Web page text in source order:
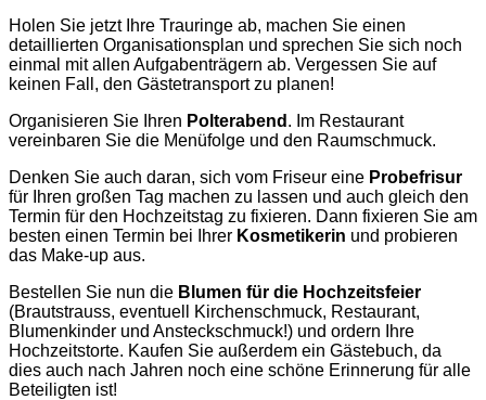
Holen Sie jetzt Ihre Trauringe ab, machen Sie einen
detaillierten Organisationsplan und sprechen Sie sich noch
einmal mit allen Aufgabenträgern ab. Vergessen Sie auf
keinen Fall, den Gästetransport zu planen!
Organisieren Sie Ihren Polterabend . Im Restaurant
vereinbaren Sie die Menüfolge und den Raumschmuck.
Denken Sie auch daran, sich vom Friseur eine Probefrisur
für Ihren großen Tag machen zu lassen und auch gleich den
Termin für den Hochzeitstag zu fixieren. Dann fixieren Sie am
besten einen Termin bei Ihrer Kosmetikerin und probieren
das Make-up aus.
Bestellen Sie nun die Blumen für die Hochzeitsfeier
(Brautstrauss, eventuell Kirchenschmuck, Restaurant,
Blumenkinder und Ansteckschmuck!) und ordern Ihre
Hochzeitstorte. Kaufen Sie außerdem ein Gästebuch, da
dies auch nach Jahren noch eine schöne Erinnerung für alle
Beteiligten ist!